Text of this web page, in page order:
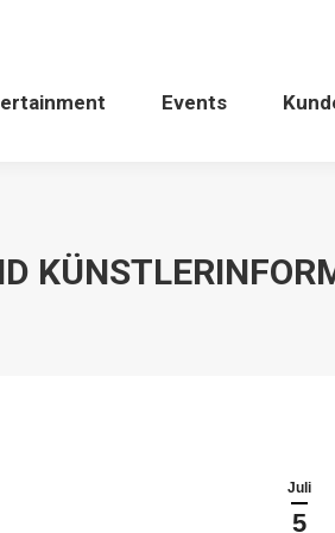
Events
Juli
5